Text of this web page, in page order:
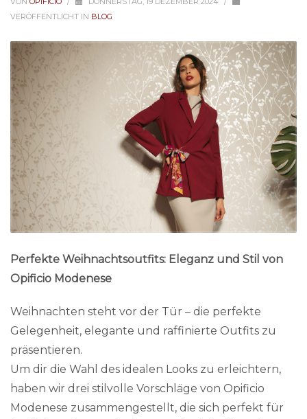
VERÖFFENTLICHT IN BLOG
Perfekte Weihnachtsoutfits: Eleganz und Stil von
Opificio Modenese
Weihnachten steht vor der Tür – die perfekte
Gelegenheit, elegante und raffinierte Outfits zu
präsentieren.
Um dir die Wahl des idealen Looks zu erleichtern,
haben wir drei stilvolle Vorschläge von Opificio
Modenese zusammengestellt, die sich perfekt für